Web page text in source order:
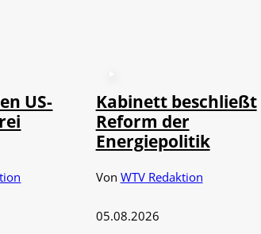
US-
Kabinett beschließt
Reform der
Energiepolitik
Von WTV Redaktion
05.08.2026